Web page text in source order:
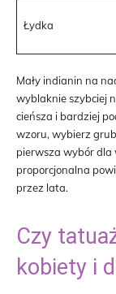
Łydka
Mały indianin na
wyblaknie szybciej
cieńsza i bardziej
wzoru, wybierz
pierwsza wybór dla
proporcjonalna
przez lata.
Czy
kobiety i